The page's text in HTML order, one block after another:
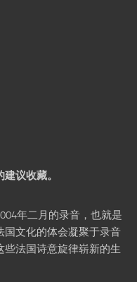
议收藏。
年二月的录音，也就是
国文化的体会凝聚于录音
法国诗意旋律崭新的生